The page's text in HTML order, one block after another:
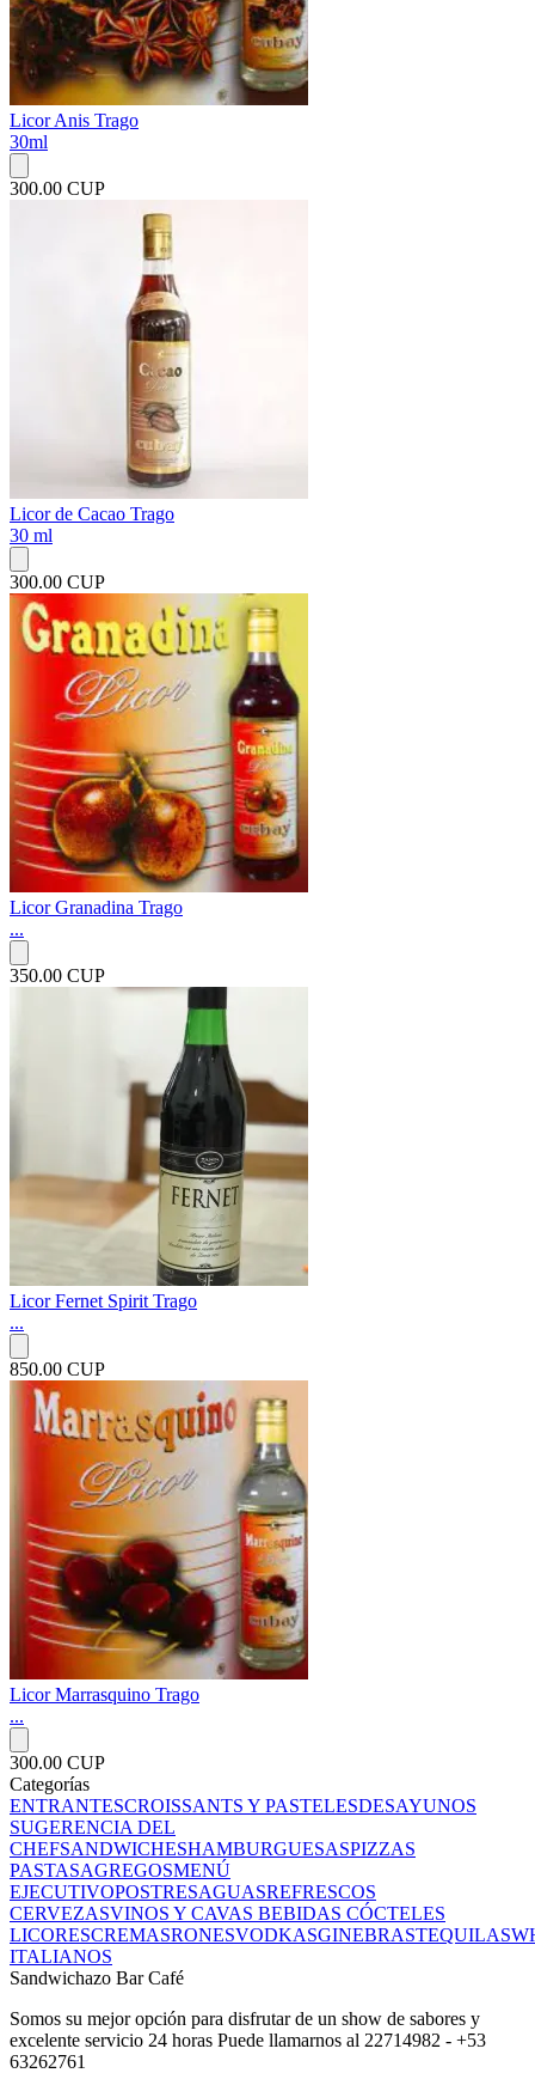
Licor Anis Trago
30ml
300.00 CUP
Licor de Cacao Trago
30 ml
300.00 CUP
Licor Granadina Trago
...
350.00 CUP
Licor Fernet Spirit Trago
...
850.00 CUP
Licor Marrasquino Trago
...
300.00 CUP
Categorías
ENTRANTESCROISSANTS Y PASTELESDESAYUNOS
SUGERENCIA DEL
CHEFSANDWICHESHAMBURGUESASPIZZAS
PASTASAGREGOSMENÚ
EJECUTIVOPOSTRESAGUASREFRESCOS
CERVEZASVINOS Y CAVAS BEBIDAS CÓCTELES
LICORESCREMASRONESVODKASGINEBRASTEQUILAS
ITALIANOS
Sandwichazo Bar Café
Somos su mejor opción para disfrutar de un show de sabores y
excelente servicio 24 horas Puede llamarnos al 22714982 - +53
63262761